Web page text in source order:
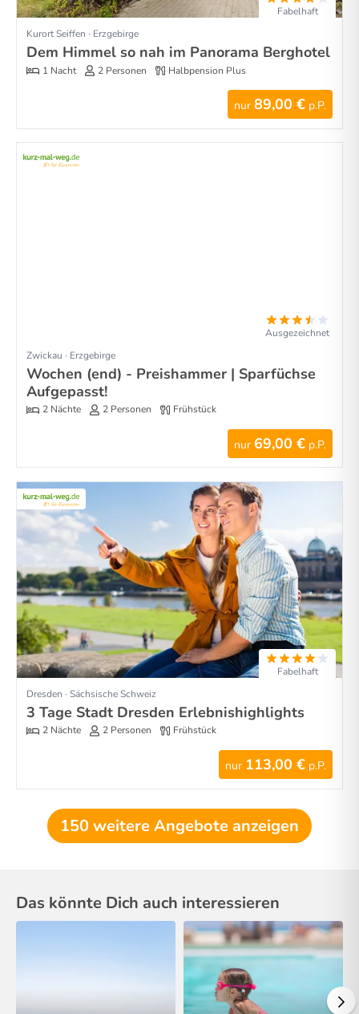
Fabelhaft
Kurort Seiffen · Erzgebirge
Dem Himmel so nah im Panorama Berghotel
1 Nacht 2 Personen Halbpension Plus
nur 89,00 € p.P.
Ausgezeichnet
Zwickau · Erzgebirge
Wochen (end) - Preishammer | Sparfüchse
Aufgepasst!
2 Nächte 2 Personen Frühstück
nur 69,00 € p.P.
Fabelhaft
Dresden · Sächsische Schweiz
3 Tage Stadt Dresden Erlebnishighlights
2 Nächte 2 Personen Frühstück
nur 113,00 € p.P.
150 weitere Angebote anzeigen
Das könnte Dich auch interessieren